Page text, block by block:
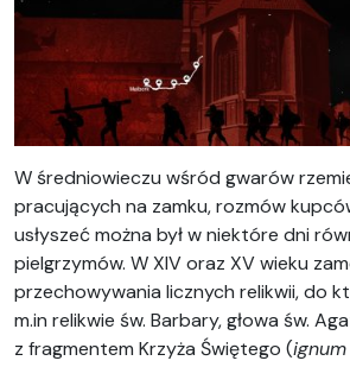
W średniowieczu wśród gwarów
pracujących na zamku, rozmów
usłyszeć można był w niektóre dni
pielgrzymów. W XIV oraz XV wieku
przechowywania licznych relikwii, do
m.in relikwie św. Barbary, głowa św.
z fragmentem Krzyża Świętego (